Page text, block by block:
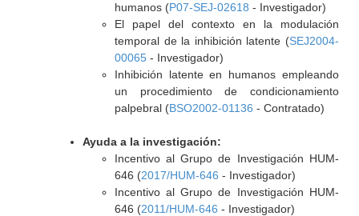
humanos (P07-SEJ-02618 - Investigador)
El papel del contexto en la modulación
temporal de la inhibición latente (SEJ2004-
00065- Investigador)
Inhibición latente en humanos empleando
un procedimiento de condicionamiento
palpebral (BSO2002-01136 - Contratado)
Ayuda a la investigación:
Incentivo al Grupo de Investigación HUM-
646 (2017/HUM-646 - Investigador)
Incentivo al Grupo de Investigación HUM-
646 (2011/HUM-646 - Investigador)